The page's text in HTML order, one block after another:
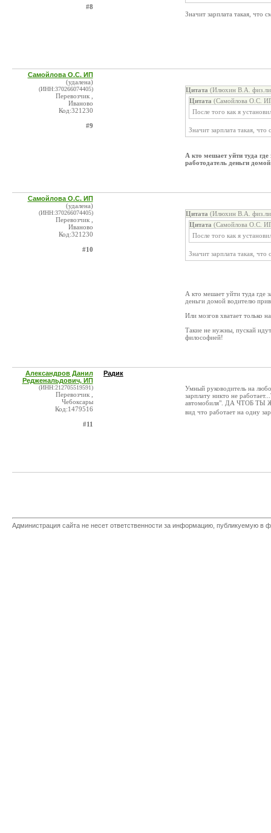
#8
Значит зарплата такая, что
Самойлова О.С. ИП
(удалена)
(ИНН:370266074405)
Перевозчик ,
Иваново
Код:321230
#9
Цитата (Илюхин В.А.
Цитата (Самойлова О.С.
После того как я
Значит зарплата такая, что
А кто мешает уйти туда
работодатель деньги
Самойлова О.С. ИП
(удалена)
(ИНН:370266074405)
Перевозчик ,
Иваново
Код:321230
#10
Цитата (Илюхин В.А.
Цитата (Самойлова О.С.
После того как я
Значит зарплата такая, что
А кто мешает уйти туда где
деньги домой водителю
Или мозгов хватает только
Такие не нужны, пускай
философией!
Александров Данил
Редженальдович, ИП
(ИНН:212705519591)
Перевозчик ,
Чебоксары
Код:1479516
#11
Радик
Умный руководитель на
зарплату никто не
автомобиля". ДА ЧТОБ
вид что работает на одну
Администрация сайта не несет ответственности за информацию, публикуемую